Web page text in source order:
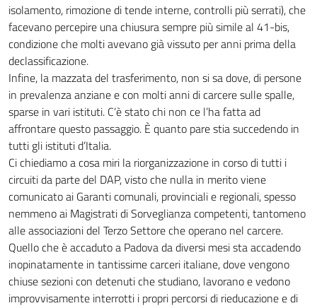
isolamento, rimozione di tende interne, controlli più serrati), che
facevano percepire una chiusura sempre più simile al 41-bis,
condizione che molti avevano già vissuto per anni prima della
declassificazione.
Infine, la mazzata del trasferimento, non si sa dove, di persone
in prevalenza anziane e con molti anni di carcere sulle spalle,
sparse in vari istituti. C’è stato chi non ce l’ha fatta ad
affrontare questo passaggio. È quanto pare stia succedendo in
tutti gli istituti d’Italia.
Ci chiediamo a cosa miri la riorganizzazione in corso di tutti i
circuiti da parte del DAP, visto che nulla in merito viene
comunicato ai Garanti comunali, provinciali e regionali, spesso
nemmeno ai Magistrati di Sorveglianza competenti, tantomeno
alle associazioni del Terzo Settore che operano nel carcere.
Quello che è accaduto a Padova da diversi mesi sta accadendo
inopinatamente in tantissime carceri italiane, dove vengono
chiuse sezioni con detenuti che studiano, lavorano e vedono
improvvisamente interrotti i propri percorsi di rieducazione e di